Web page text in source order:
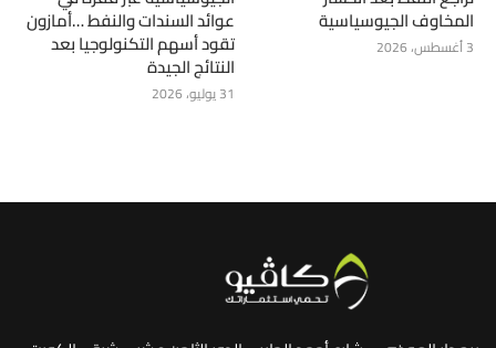
المخاوف الجيوسياسية
3 أغسطس، 2026
عوائد السندات والنفط …أمازون
تقود أسهم التكنولوجيا بعد
النتائج الجيدة
31 يوليو، 2026